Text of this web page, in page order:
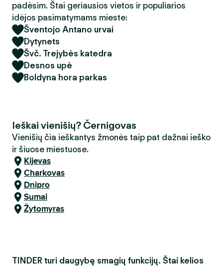
padėsim. Štai geriausios vietos ir populiarios
idėjos pasimatymams mieste:
Šventojo Antano urvai
Dytynets
Švč. Trejybės katedra
Desnos upė
Boldyna hora parkas
Ieškai vienišių? Černigovas
Vienišių čia ieškantys žmonės taip pat dažnai ieško
ir šiuose miestuose.
Kijevas
Charkovas
Dnipro
Sumai
Žytomyras
TINDER turi daugybę smagių funkcijų. Štai kelios